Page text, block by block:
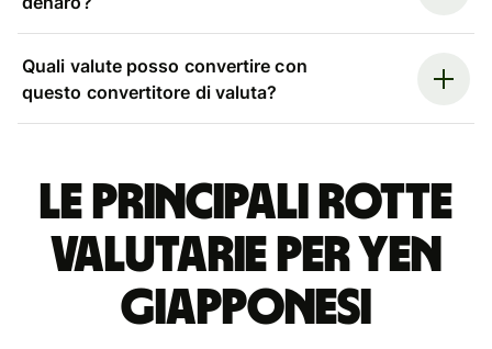
Quali valute posso convertire con
questo convertitore di valuta?
Le principali rotte
valutarie per yen
giapponesi